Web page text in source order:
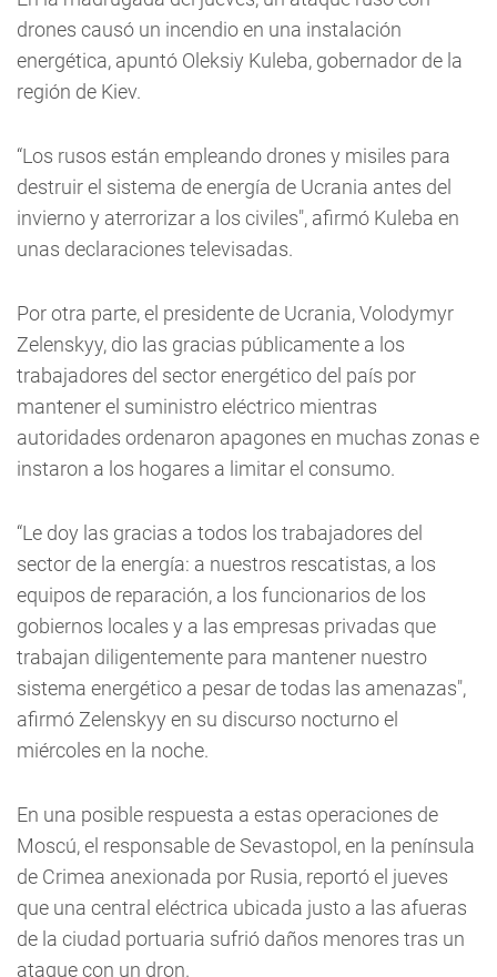
drones causó un incendio en una instalación
energética, apuntó Oleksiy Kuleba, gobernador de la
región de Kiev.
“Los rusos están empleando drones y misiles para
destruir el sistema de energía de Ucrania antes del
invierno y aterrorizar a los civiles", afirmó Kuleba en
unas declaraciones televisadas.
Por otra parte, el presidente de Ucrania, Volodymyr
Zelenskyy, dio las gracias públicamente a los
trabajadores del sector energético del país por
mantener el suministro eléctrico mientras
autoridades ordenaron apagones en muchas zonas e
instaron a los hogares a limitar el consumo.
“Le doy las gracias a todos los trabajadores del
sector de la energía: a nuestros rescatistas, a los
equipos de reparación, a los funcionarios de los
gobiernos locales y a las empresas privadas que
trabajan diligentemente para mantener nuestro
sistema energético a pesar de todas las amenazas",
afirmó Zelenskyy en su discurso nocturno el
miércoles en la noche.
En una posible respuesta a estas operaciones de
Moscú, el responsable de Sevastopol, en la península
de Crimea anexionada por Rusia, reportó el jueves
que una central eléctrica ubicada justo a las afueras
de la ciudad portuaria sufrió daños menores tras un
ataque con un dron.